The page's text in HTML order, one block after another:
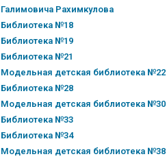
Галимовича Рахимкулова
Библиотека №18
Библиотека №19
Библиотека №21
Модельная детская библиотека №22
Библиотека №28
Модельная детская библиотека №30
Библиотека №33
Библиотека №34
Модельная детская библиотека №38